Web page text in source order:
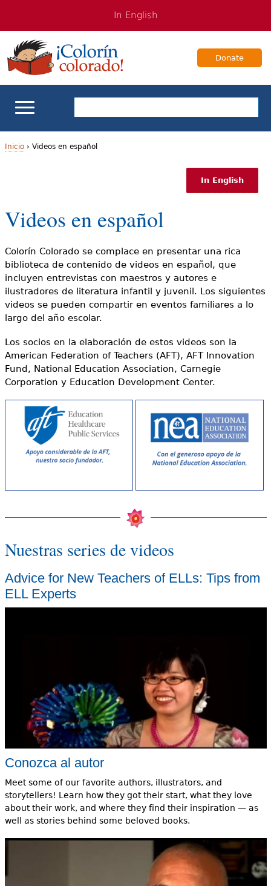
navigation
Content
In English
Donate
Enseñanza de los estudiantes bilingües
Videos
Más recursos
t
d
e
s
t
á
a
q
Inicio› Videos en español
In English
Videos en español
Colorín Colorado se complace en presentar una rica
biblioteca de contenido de videos en español, que
incluyen entrevistas con maestros y autores e
ilustradores de literatura infantil y juvenil. Los siguientes
videos se pueden compartir en eventos familiares a lo
largo del año escolar.
Los socios en la elaboración de estos videos son la
American Federation of Teachers (AFT), AFT Innovation
Fund, National Education Association, Carnegie
Corporation y Education Development Center.
Nuestras series de videos
Advice for New Teachers of ELLs: Tips from
ELL Experts
Conozca al autor
Meet some of our favorite authors, illustrators, and
storytellers! Learn how they got their start, what they love
about their work, and where they find their inspiration — as
well as stories behind some beloved books.